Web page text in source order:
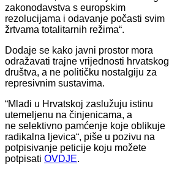
zakonodavstva s europskim
rezolucijama i odavanje počasti svim
žrtvama totalitarnih režima“.
Dodaje se kako javni prostor mora
odražavati trajne vrijednosti hrvatskog
društva, a ne političku nostalgiju za
represivnim sustavima.
“Mladi u Hrvatskoj zaslužuju istinu
utemeljenu na činjenicama, a
ne selektivno pamćenje koje oblikuje
radikalna ljevica“, piše u pozivu na
potpisivanje peticije koju možete
potpisati OVDJE.